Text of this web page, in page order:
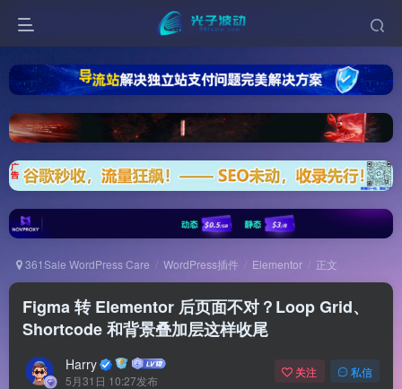
361Sale WordPress Care WordPress插件 Elementor 正文
Figma 转 Elementor 后页面不对？Loop Grid、
Shortcode 和背景叠加层这样收尾
Harry
5月31日 10:27发布
关注 私信